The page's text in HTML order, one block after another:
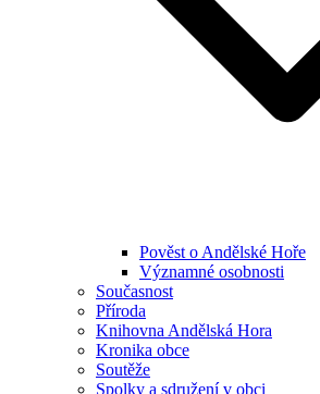
Pověst o Andělské Hoře
Významné osobnosti
Současnost
Příroda
Knihovna Andělská Hora
Kronika obce
Soutěže
Spolky a sdružení v obci